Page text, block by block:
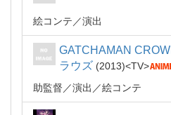
絵コンテ 演出
GATCHAMAN
ラウズ
2013
TV
助監督
演出 絵コンテ